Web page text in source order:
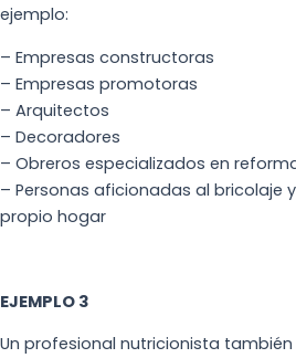
ejemplo:
– Empresas constructoras
– Empresas promotoras
– Arquitectos
– Decoradores
– Obreros especializados en
– Personas aficionadas al bricolaje
propio hogar
EJEMPLO 3
Un profesional nutricionista